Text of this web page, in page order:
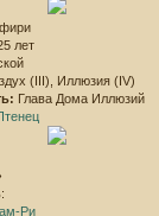
лет
(III), Иллюзия (IV)
Глава Дома Иллюзий
Ри